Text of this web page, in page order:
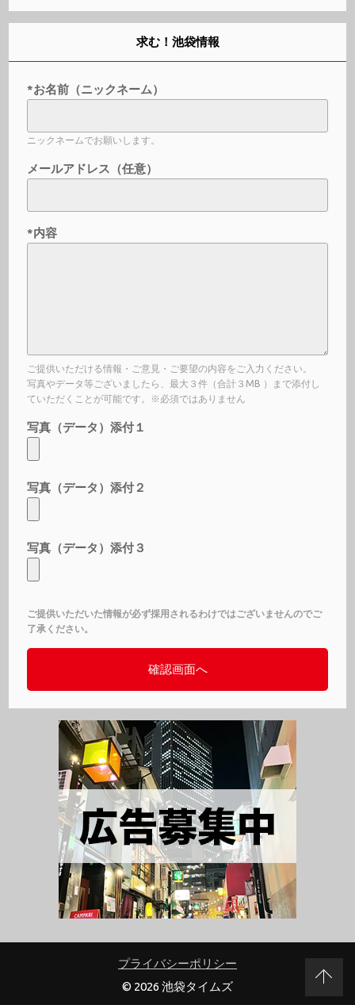
求む！池袋情報
*お名前（ニックネーム）
ニックネームでお願いします。
メールアドレス（任意）
*内容
ご提供いただける情報・ご意見・ご要望の内容をご入力ください。
写真やデータ等ございましたら、最大３件（合計３MB ）まで添付し
ていただくことが可能です。※必須ではありません
写真（データ）添付１
写真（データ）添付２
写真（データ）添付３
ご提供いただいた情報が必ず採用されるわけではございませんのでご
了承ください。
プライバシーポリシー
© 2026 池袋タイムズ